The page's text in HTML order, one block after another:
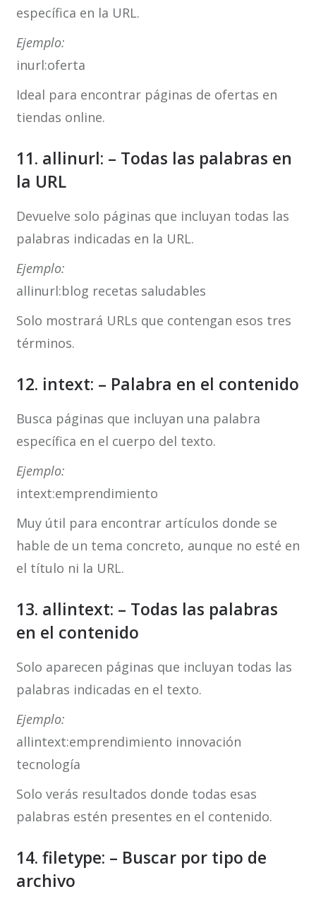
específica en la URL.
Ejemplo:
inurl:oferta
Ideal para encontrar páginas de ofertas en
tiendas online.
11. allinurl: – Todas las palabras en
la URL
Devuelve solo páginas que incluyan todas las
palabras indicadas en la URL.
Ejemplo:
allinurl:blog recetas saludables
Solo mostrará URLs que contengan esos tres
términos.
12. intext: – Palabra en el contenido
Busca páginas que incluyan una palabra
específica en el cuerpo del texto.
Ejemplo:
intext:emprendimiento
Muy útil para encontrar artículos donde se
hable de un tema concreto, aunque no esté en
el título ni la URL.
13. allintext: – Todas las palabras
en el contenido
Solo aparecen páginas que incluyan todas las
palabras indicadas en el texto.
Ejemplo:
allintext:emprendimiento innovación
tecnología
Solo verás resultados donde todas esas
palabras estén presentes en el contenido.
14. filetype: – Buscar por tipo de
archivo